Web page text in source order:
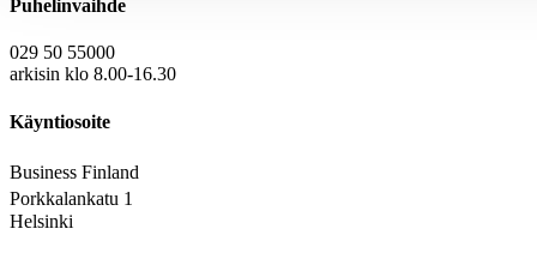
Puhelinvaihde
029 50 55000
arkisin klo 8.00-16.30
Käyntiosoite
Business Finland
Porkkalankatu 1
Helsinki